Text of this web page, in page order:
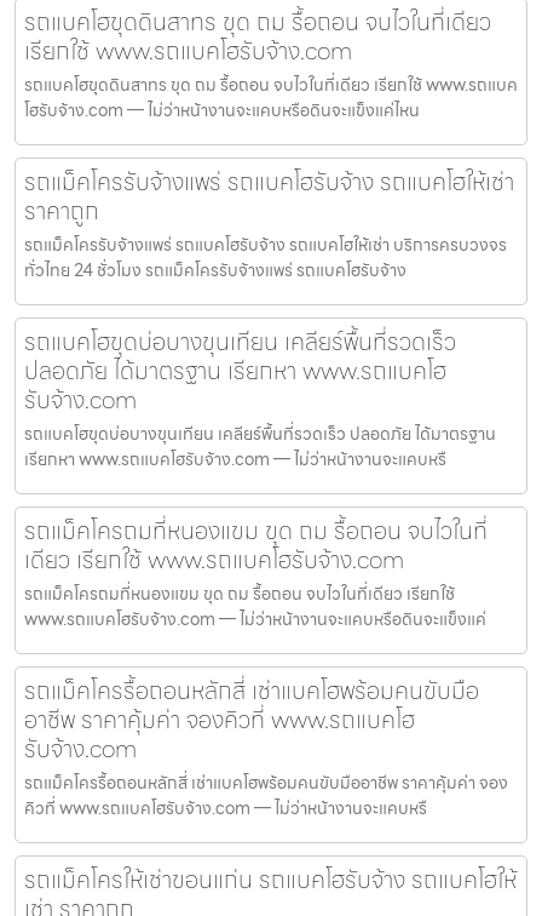
รถแบคโฮขุดดินสาทร ขุด ถม รื้อถอน จบไวในที่เดียว
เรียกใช้ www.รถแบคโฮรับจ้าง.com
รถแบคโฮขุดดินสาทร ขุด ถม รื้อถอน จบไวในที่เดียว เรียกใช้ www.รถแบค
โฮรับจ้าง.com — ไม่ว่าหน้างานจะแคบหรือดินจะแข็งแค่ไหน
รถแม็คโครรับจ้างแพร่ รถแบคโฮรับจ้าง รถแบคโฮให้เช่า
ราคาถูก
รถแม็คโครรับจ้างแพร่ รถแบคโฮรับจ้าง รถแบคโฮให้เช่า บริการครบวงจร
ทั่วไทย 24 ชั่วโมง รถแม็คโครรับจ้างแพร่ รถแบคโฮรับจ้าง
รถแบคโฮขุดบ่อบางขุนเทียน เคลียร์พื้นที่รวดเร็ว
ปลอดภัย ได้มาตรฐาน เรียกหา www.รถแบคโฮ
รับจ้าง.com
รถแบคโฮขุดบ่อบางขุนเทียน เคลียร์พื้นที่รวดเร็ว ปลอดภัย ได้มาตรฐาน
เรียกหา www.รถแบคโฮรับจ้าง.com — ไม่ว่าหน้างานจะแคบหรื
รถแม็คโครถมที่หนองแขม ขุด ถม รื้อถอน จบไวในที่
เดียว เรียกใช้ www.รถแบคโฮรับจ้าง.com
รถแม็คโครถมที่หนองแขม ขุด ถม รื้อถอน จบไวในที่เดียว เรียกใช้
www.รถแบคโฮรับจ้าง.com — ไม่ว่าหน้างานจะแคบหรือดินจะแข็งแค่
รถแม็คโครรื้อถอนหลักสี่ เช่าแบคโฮพร้อมคนขับมือ
อาชีพ ราคาคุ้มค่า จองคิวที่ www.รถแบคโฮ
รับจ้าง.com
รถแม็คโครรื้อถอนหลักสี่ เช่าแบคโฮพร้อมคนขับมืออาชีพ ราคาคุ้มค่า จอง
คิวที่ www.รถแบคโฮรับจ้าง.com — ไม่ว่าหน้างานจะแคบหรื
รถแม็คโครให้เช่าขอนแก่น รถแบคโฮรับจ้าง รถแบคโฮให้